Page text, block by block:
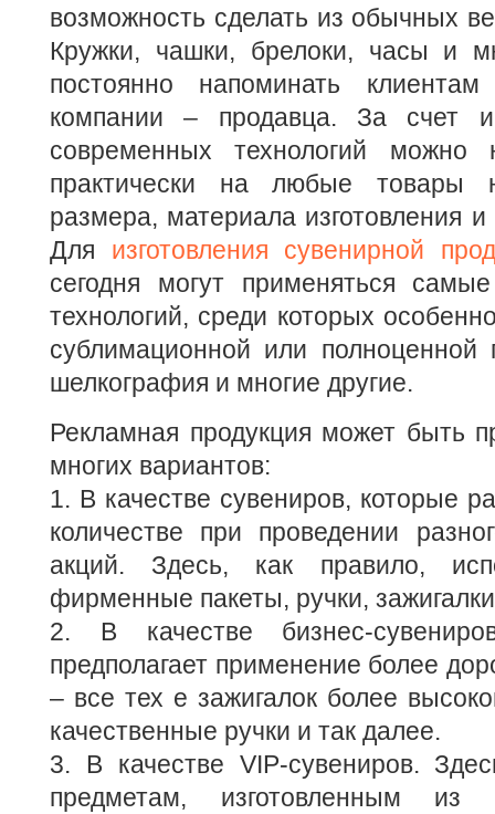
возможность сделать из обычных
Кружки, чашки, брелоки, часы и
постоянно напоминать
компании – продавца. За счет
современных технологий можно
практически на любые товары
размера, материала изготовления
Для изготовления сувенирной
сегодня могут применяться
технологий, среди которых
сублимационной или полноценной
шелкография и многие другие.
Рекламная продукция может быть
многих вариантов:
1. В качестве сувениров, которые
количестве при проведении
акций. Здесь, как правило,
фирменные пакеты, ручки,
2. В качестве бизнес-
предполагает применение более
– все тех е зажигалок более
качественные ручки и так далее.
3. В качестве VIP-сувениров.
предметам, изготовленным из